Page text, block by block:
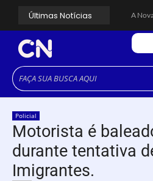
Últimas Notícias
Policial
Motorista é
durante tentativa
Imigrantes.